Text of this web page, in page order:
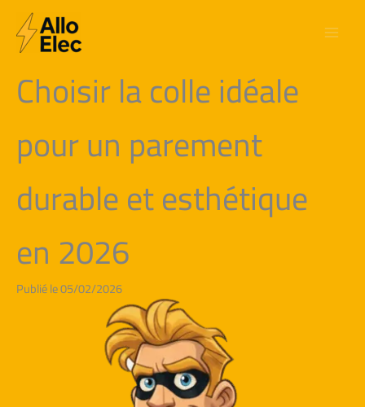
contenu
Choisir la colle idéale
pour un parement
durable et esthétique
en 2026
Publié le 05/02/2026